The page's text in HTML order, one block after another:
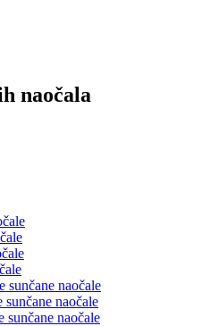
naočala
sunčane naočale
naočale
sunčane naočale